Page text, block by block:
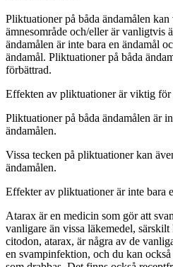
Pliktuationer på båda ändamålen
ämnesområde och/eller är vanligtvis
ändamålen är inte bara en ändamål
ändamål. Pliktuationer på båda
förbättrad.
Effekten av pliktuationer är viktig för
Pliktuationer på båda ändamålen är
ändamålen.
Vissa tecken på pliktuationer kan
ändamålen.
Effekter av pliktuationer är inte bara
Atarax är en medicin som gör att
vanligare än vissa läkemedel,
citodon, atarax, är några av de
en svampinfektion, och du kan